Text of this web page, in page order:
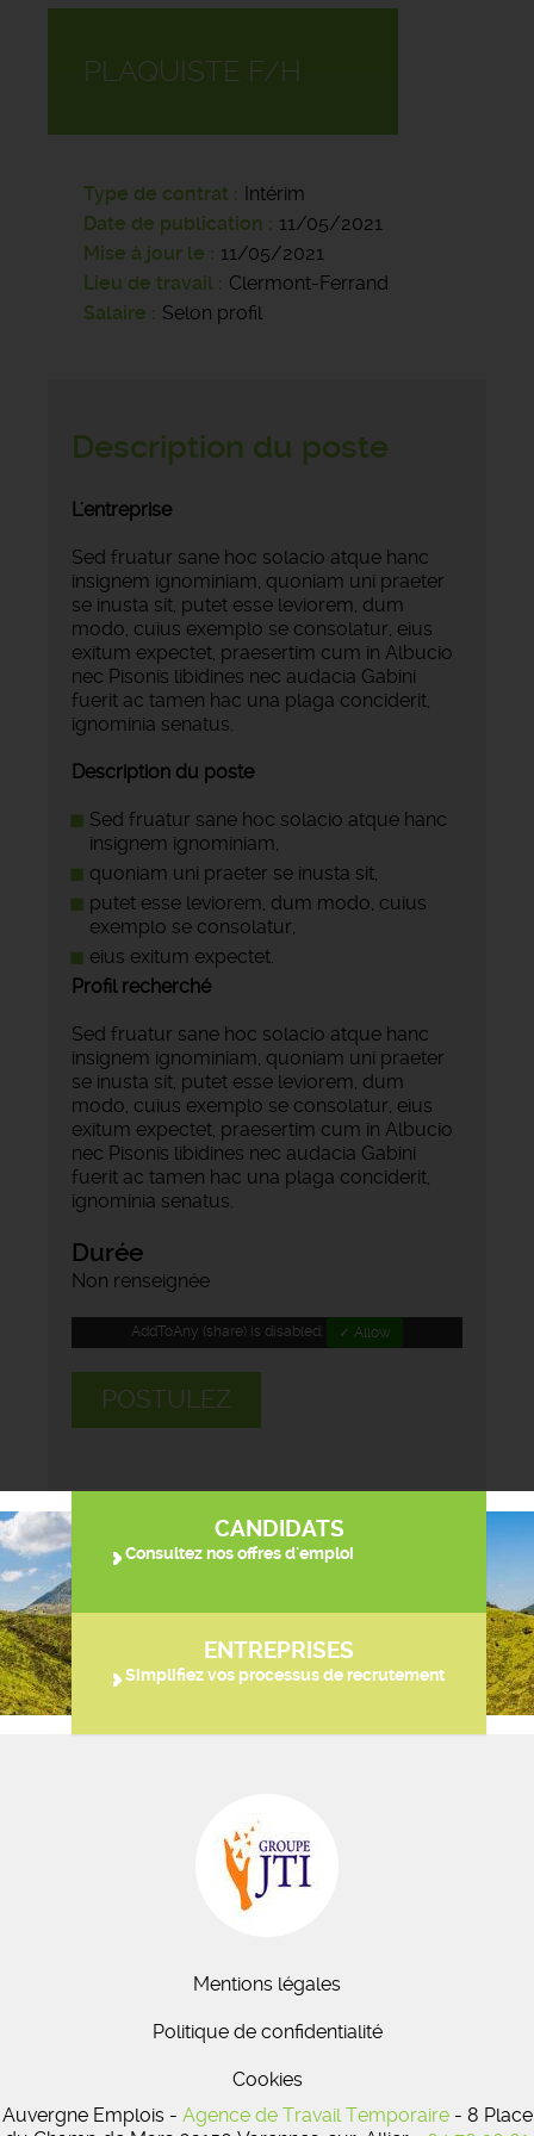
PLAQUISTE F/H
Type de contrat
Intérim
Date de publication
11/05/2021
Mise à jour le
11/05/2021
Lieu de travail
Clermont-Ferrand
Salaire
Selon profil
Description du poste
L'entreprise
Sed fruatur sane hoc solacio atque hanc
insignem ignominiam, quoniam uni praeter
se inusta sit, putet esse leviorem, dum
modo, cuius exemplo se consolatur, eius
exitum expectet, praesertim cum in Albucio
nec Pisonis libidines nec audacia Gabini
fuerit ac tamen hac una plaga conciderit,
ignominia senatus.
Description du poste
Sed fruatur sane hoc solacio atque hanc
insignem ignominiam,
quoniam uni praeter se inusta sit,
putet esse leviorem, dum modo, cuius
exemplo se consolatur,
eius exitum expectet.
Profil recherché
Sed fruatur sane hoc solacio atque hanc
insignem ignominiam, quoniam uni praeter
se inusta sit, putet esse leviorem, dum
modo, cuius exemplo se consolatur, eius
exitum expectet, praesertim cum in Albucio
nec Pisonis libidines nec audacia Gabini
fuerit ac tamen hac una plaga conciderit,
ignominia senatus.
Durée
Non renseignée
AddToAny (share) is disabled. ✓ Allow
POSTULEZ
CANDIDATS
Consultez nos offres d'emploi
ENTREPRISES
Simplifiez vos processus de recrutement
Mentions légales
Politique de confidentialité
Cookies
Auvergne Emplois - Agence de Travail Temporaire- 8 Place